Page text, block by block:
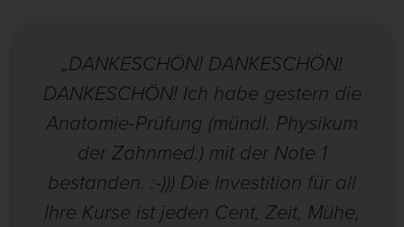
„DANKESCHÖN! DANKESCHÖN!
DANKESCHÖN! Ich habe gestern die
Anatomie-Prüfung (mündl. Physikum
der Zahnmed.) mit der Note 1
bestanden. :-))) Die Investition für all
Ihre Kurse ist jeden Cent, Zeit, Mühe,